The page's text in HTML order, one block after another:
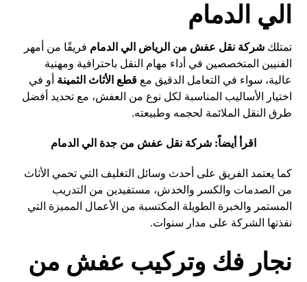
الي الدمام
تمتلكشركة نقل عفش من الرياض الي الدمام فريقًا من أمهر
الفنيين المتخصصين في أداء مهام النقل باحترافية ومهنية
عالية، سواء في التعامل الدقيق معقطع الأثاث الثمينة أو في
اختيار الأساليب المناسبة لكل نوع من العفش، مع تحديد أفضل
طرق النقل الملائمة لحجمه وطبيعته.
اقرأ أيضاً: شركة نقل عفش من جدة الي الدمام
كما يعتمد الفريق على أحدث وسائل التغليف التي تحمي الأثاث
من الصدمات والكسر والخدش، مستفيدين من التدريب
المستمر والخبرة الطويلة المكتسبة من الأعمال المميزة التي
نفذتها الشركة على مدار سنوات.
نجار فك وتركيب عفش من